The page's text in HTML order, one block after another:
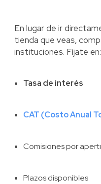
En lugar de ir
tienda que veas,
instituciones. Fíjate en:
Tasa de interés
CAT (Costo Anual
Comisiones por
Plazos disponibles